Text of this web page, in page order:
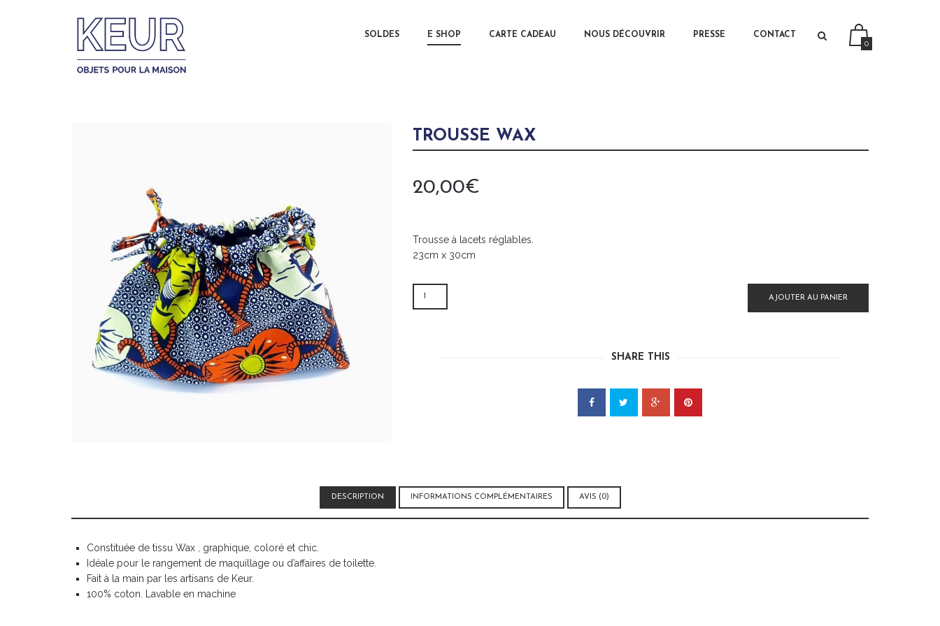
SKIP TO PRIMARY CONTENT
SKIP TO SECONDARY CONTENT
SOLDES E SHOP CARTE CADEAU NOUS DÉCOUVRIR PRESSE CONTACT
0
TROUSSE WAX
20,00€
Trousse à lacets réglables.
23cm x 30cm
AJOUTER AU PANIER
SHARE THIS
DESCRIPTION INFORMATIONS COMPLÉMENTAIRES AVIS (0)
Constituée de tissu Wax , graphique, coloré et chic.
Idéale pour le rangement de maquillage ou d’affaires de toilette.
Fait à la main par les artisans de Keur.
100% coton. Lavable en machine